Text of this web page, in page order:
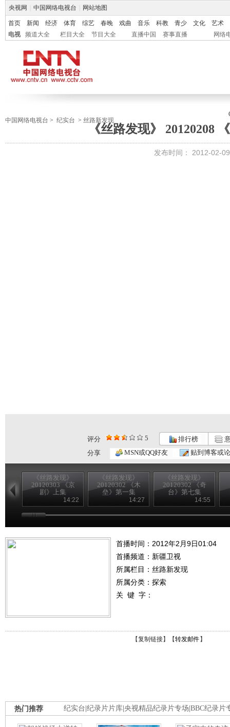
央视网 中国网络电视台 网站地图
首页 新闻 经济 体育 综艺 春晚 戏曲 音乐 科教 青少 文化
艺术
电视
频道大全 栏目大全 节目大全 直播中国 赛事直播 网络
中国网络电视台 > 纪实台 > 丝路新发现
《丝路发现》 20120208
发布时间： 2012-02-
评分 5 排行榜
分享
MSN或QQ好友 贴到博客或
《丝路发现》
20120303 《京
剧》上集
14:22
《丝路发现》
20120302 《木
垒》第一集
14:27
《丝路发现》
20120302 《奇
台》第七集
14:55
首播时间：2012年2月9日01:04
首播频道： 新疆卫视
所属栏目： 丝路新发现
所属分类：探索
关 键 字：
【复制链接】【转发邮件 】
纪实台 纪录片片库 央视精品纪录片专场 BBC纪录片
热门推荐